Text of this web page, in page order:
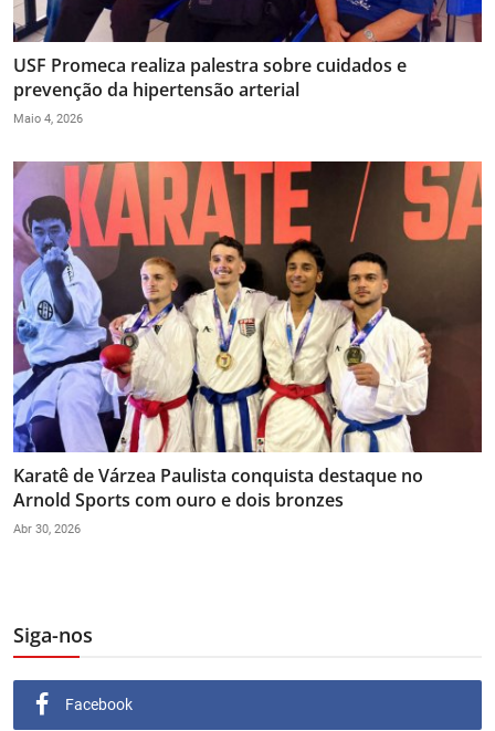
USF Promeca realiza palestra sobre cuidados e
prevenção da hipertensão arterial
Maio 4, 2026
Karatê de Várzea Paulista conquista destaque no
Arnold Sports com ouro e dois bronzes
Abr 30, 2026
Siga-nos
Facebook